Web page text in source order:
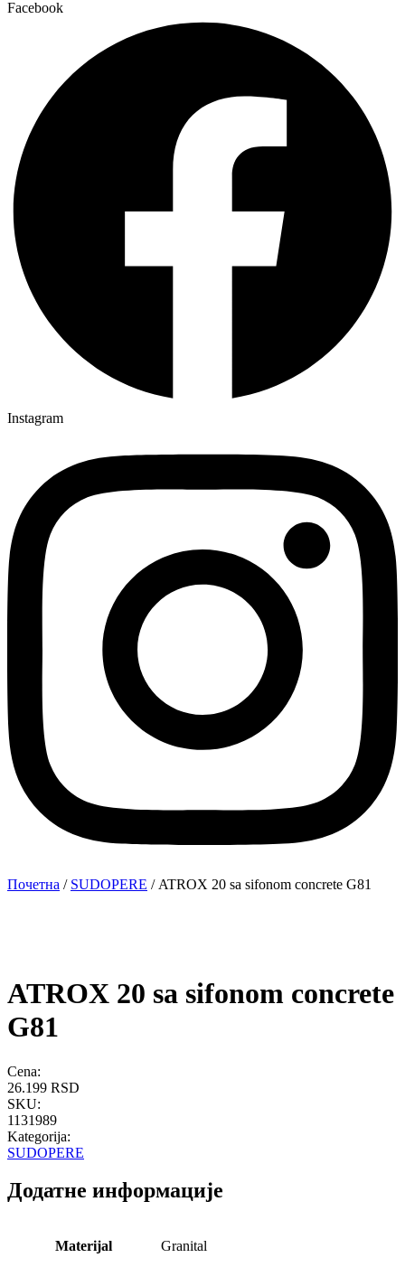
Facebook
Instagram
Почетна / SUDOPERE / ATROX 20 sa sifonom concrete G81
ATROX 20 sa sifonom concrete
G81
Cena:
26.199 RSD
SKU:
1131989
Kategorija:
SUDOPERE
Додатне информације
Materijal Granital